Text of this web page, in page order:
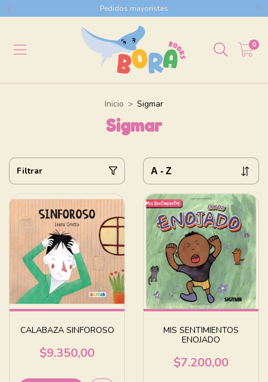
Pedidos mayoristas
0
Inicio > Sigmar
Sigmar
Filtrar
CALABAZA SINFOROSO
$9.350,00
MIS SENTIMIENTOS
ENOJADO
$7.200,00